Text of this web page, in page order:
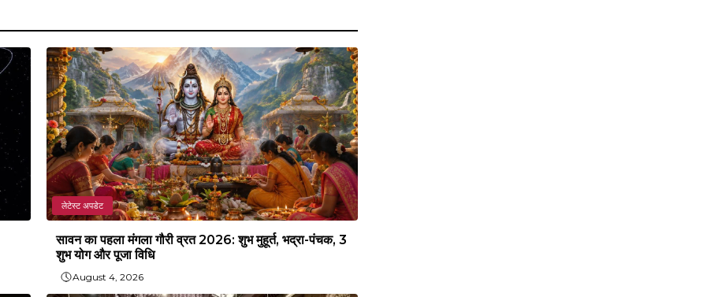
लेटेस्ट अपडेट
सावन का पहला मंगला गौरी व्रत 2026: शुभ मुहूर्त, भद्रा-पंचक, 3
शुभ योग और पूजा विधि
August 4, 2026